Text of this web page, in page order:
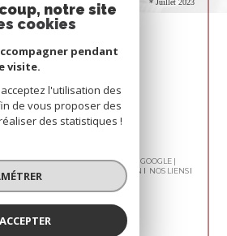
| TRADUCTION POWERED BY GOOGLE |
SITE ADMIN
NOS LIENS
RGPD
notre site
cookies
pendant
visite.
l'utilisation des
de vous proposer des
des statistiques !